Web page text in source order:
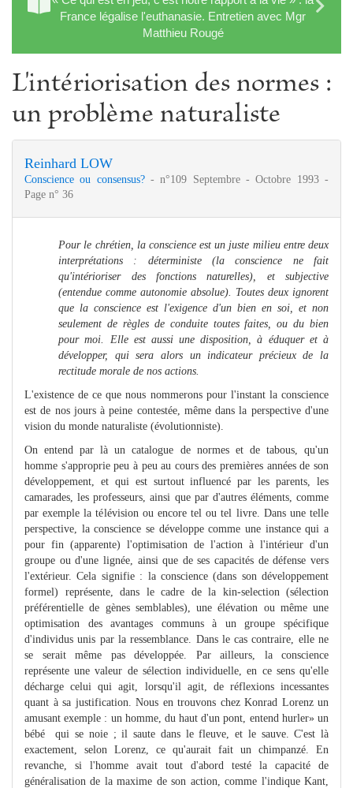
France légalise l'euthanasie. Entretien avec Mgr
Matthieu Rougé
L'intériorisation des normes :
un problème naturaliste
Reinhard LOW
Conscience ou consensus? - n°109 Septembre - Octobre 1993 -
Page n° 36
Pour le chrétien, la conscience est un juste milieu entre deux
interprétations : déterministe (la conscience ne fait
qu'intérioriser des fonctions naturelles), et subjective
(entendue comme autonomie absolue). Toutes deux ignorent
que la conscience est l'exigence d'un bien en soi, et non
seulement de règles de conduite toutes faites, ou du bien
pour moi. Elle est aussi une disposition, à éduquer et à
développer, qui sera alors un indicateur précieux de la
rectitude morale de nos actions.
L'existence de ce que nous nommerons pour l'instant la conscience
est de nos jours à peine contestée, même dans la perspective d'une
vision du monde naturaliste (évolutionniste).
On entend par là un catalogue de normes et de tabous, qu'un
homme s'approprie peu à peu au cours des premières années de son
développement, et qui est surtout influencé par les parents, les
camarades, les professeurs, ainsi que par d'autres éléments, comme
par exemple la télévision ou encore tel ou tel livre. Dans une telle
perspective, la conscience se développe comme une instance qui a
pour fin (apparente) l'optimisation de l'action à l'intérieur d'un
groupe ou d'une lignée, ainsi que de ses capacités de défense vers
l'extérieur. Cela signifie : la conscience (dans son développement
formel) représente, dans le cadre de la kin-selection (sélection
préférentielle de gènes semblables), une élévation ou même une
optimisation des avantages communs à un groupe spécifique
d'individus unis par la ressemblance. Dans le cas contraire, elle ne
se serait même pas développée. Par ailleurs, la conscience
représente une valeur de sélection individuelle, en ce sens qu'elle
décharge celui qui agit, lorsqu'il agit, de réflexions incessantes
quant à sa justification. Nous en trouvons chez Konrad Lorenz un
amusant exemple : un homme, du haut d'un pont, entend hurler» un
bébé qui se noie ; il saute dans le fleuve, et le sauve. C'est là
exactement, selon Lorenz, ce qu'aurait fait un chimpanzé. En
revanche, si l'homme avait tout d'abord testé la capacité de
généralisation de la maxime de son action, comme l'indique Kant,